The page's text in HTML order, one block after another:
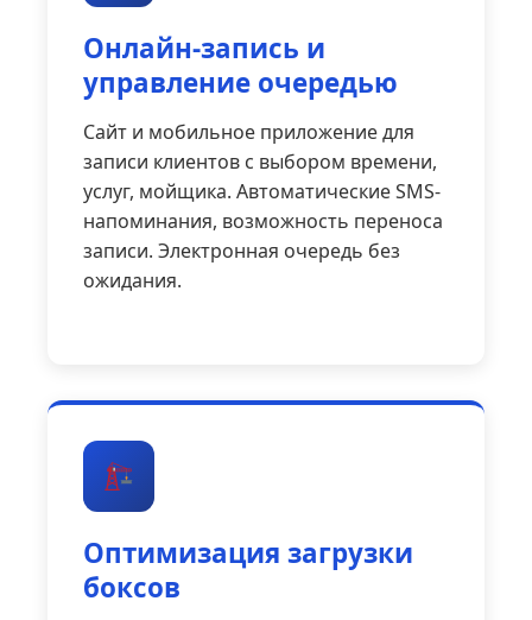
Онлайн-запись и
управление очередью
Сайт и мобильное приложение для
записи клиентов с выбором времени,
услуг, мойщика. Автоматические SMS-
напоминания, возможность переноса
записи. Электронная очередь без
ожидания.
Оптимизация загрузки
боксов